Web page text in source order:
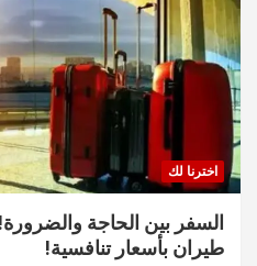
اخترنا لك
السفر بين الحاجة
طيران بأسعار تنافسية!